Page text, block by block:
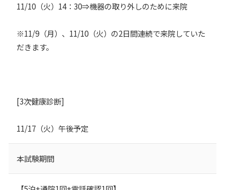
11/10（火）14：30⇒機器の取り外しのために来院
※11/9（月）、11/10（火）の2日間連続で来院していた
だきます。
[3次健康診断]
11/17（火）午後予定
本試験期間